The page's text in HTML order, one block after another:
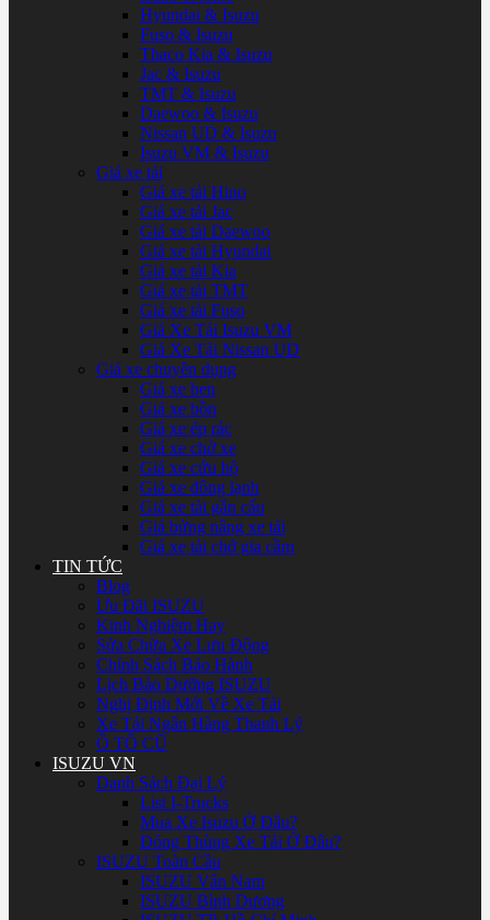
Hyundai & Isuzu
Fuso & Isuzu
Thaco Kia & Isuzu
Jac & Isuzu
TMT & Isuzu
Daewoo & Isuzu
Nissan UD & Isuzu
Isuzu VM & Isuzu
Giá xe tải
Giá xe tải Hino
Giá xe tải Jac
Giá xe tải Daewoo
Giá xe tải Hyundai
Giá xe tải Kia
Giá xe tải TMT
Giá xe tải Fuso
Giá Xe Tải Isuzu VM
Giá Xe Tải Nissan UD
Giá xe chuyên dụng
Giá xe ben
Giá xe bồn
Giá xe ép rác
Giá xe chở xe
Giá xe cứu hộ
Giá xe đông lạnh
Giá xe tải gắn cẩu
Giá bửng nâng xe tải
Giá xe tải chở gia cầm
TIN TỨC
Blog
Ưu Đãi ISUZU
Kinh Nghiệm Hay
Sửa Chữa Xe Lưu Động
Chính Sách Bảo Hành
Lịch Bảo Dưỡng ISUZU
Nghị Định Mới Về Xe Tải
Xe Tải Ngân Hàng Thanh Lý
Ô TÔ CŨ
ISUZU VN
Danh Sách Đại Lý
List I-Trucks
Mua Xe Isuzu Ở Đâu?
Đóng Thùng Xe Tải Ở Đâu?
ISUZU Toàn Cầu
ISUZU Vân Nam
ISUZU Bình Dương